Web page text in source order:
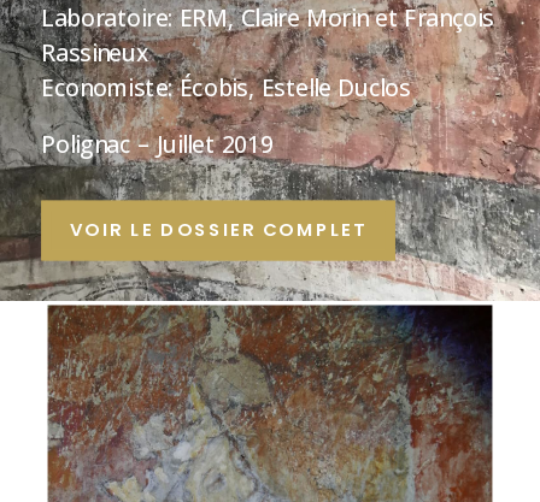
Laboratoire: ERM, Claire Morin et François
Rassineux
Economiste: Écobis, Estelle Duclos
Polignac – Juillet 2019
VOIR LE DOSSIER COMPLET